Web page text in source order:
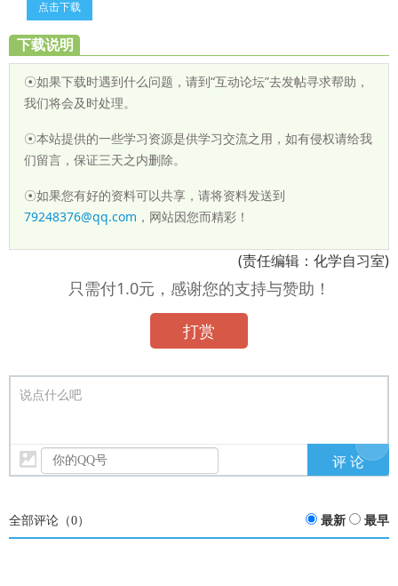
点击下载
下载说明
☉如果下载时遇到什么问题，请到“互动论坛”去发帖寻求帮助，
我们将会及时处理。
☉本站提供的一些学习资源是供学习交流之用，如有侵权请给我
们留言，保证三天之内删除。
☉如果您有好的资料可以共享，请将资料发送到
79248376@qq.com ，网站因您而精彩！
(责任编辑：化学自习室)
只需付1.0元，感谢您的支持与赞助！
打赏
说点什么吧
全部评论（0） 最新 最早